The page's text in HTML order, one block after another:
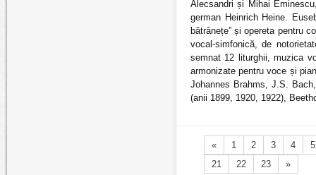
Alecsandri și Mihai
german Heinrich Heine.
bătrânețe” și opereta pentru
vocal-simfonică, de
semnat 12 liturghii, muzica
armonizate pentru voce și
Johannes Brahms, J.S.
(anii 1899, 1920, 1922),
« 1 2 3 4
5
21
22 23 »